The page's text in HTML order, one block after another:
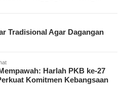
Tradisional Agar Dagangan
Harlah PKB ke-27
Komitmen Kebangsaan